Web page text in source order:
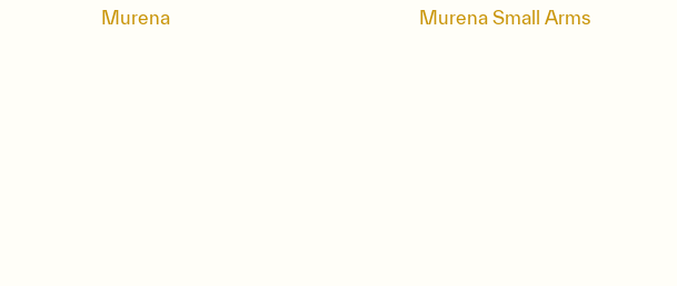
Murena Murena Small Arms